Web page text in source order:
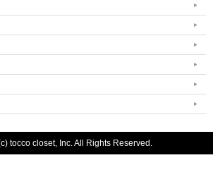
tocco closet, Inc. All Rights Reserved.